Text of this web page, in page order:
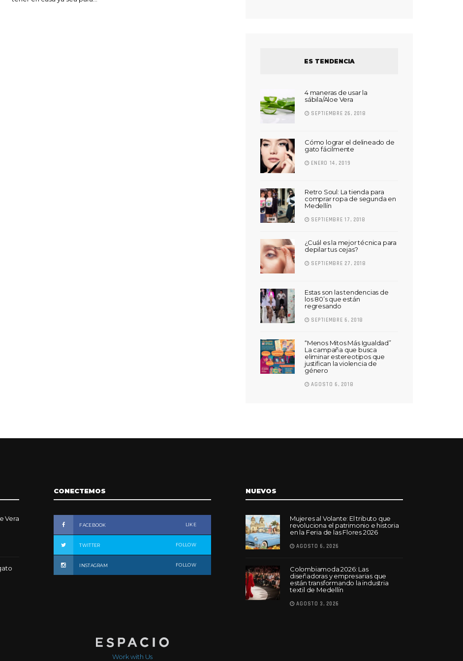
ES TENDENCIA
4 maneras de usar la
sábila/Aloe Vera
SEPTIEMBRE 26, 2018
Cómo lograr el delineado de
gato fácilmente
ENERO 14, 2019
Retro Soul: La tienda para
comprar ropa de segunda en
Medellín
SEPTIEMBRE 17, 2018
¿Cuál es la mejor técnica para
depilar tus cejas?
SEPTIEMBRE 27, 2018
Estas son las tendencias de
los 80’s que están
regresando
SEPTIEMBRE 6, 2018
“Menos Mitos Más Igualdad”
La campaña que busca
eliminar estereotipos que
justifican la violencia de
género
AGOSTO 6, 2018
Vera
CONECTEMOS
FACEBOOK LIKE
TWITTER FOLLOW
INSTAGRAM FOLLOW
NUEVOS
Mujeres al Volante: El tributo que
revoluciona el patrimonio e historia
en la Feria de las Flores 2026
AGOSTO 6, 2026
Colombiamoda 2026: Las
diseñadoras y empresarias que
están transformando la industria
textil de Medellín
AGOSTO 3, 2026
Work with Us